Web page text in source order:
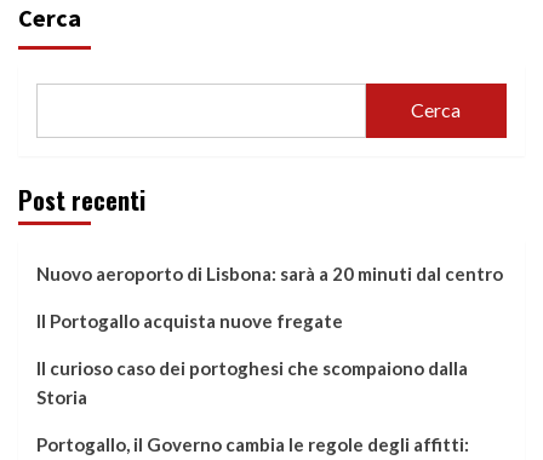
Cerca
Cerca
Post recenti
Nuovo aeroporto di Lisbona: sarà a 20 minuti dal centro
Il Portogallo acquista nuove fregate
Il curioso caso dei portoghesi che scompaiono dalla
Storia
Portogallo, il Governo cambia le regole degli affitti: